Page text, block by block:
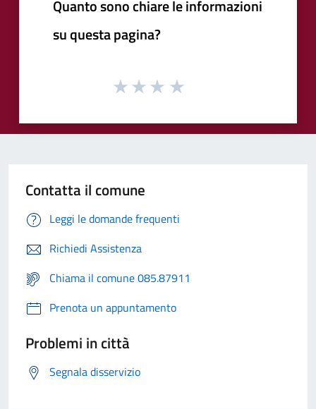
Quanto sono chiare le informazioni
su questa pagina?
Contatta il comune
Leggi le domande frequenti
Richiedi Assistenza
Chiama il comune 085.87911
Prenota un appuntamento
Problemi in città
Segnala disservizio